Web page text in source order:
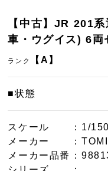
【中古】JR 201
車・ウグイス) 6両
ランク 【A】
■状態
スケール
：1/
メーカー
：
メーカー品番
：